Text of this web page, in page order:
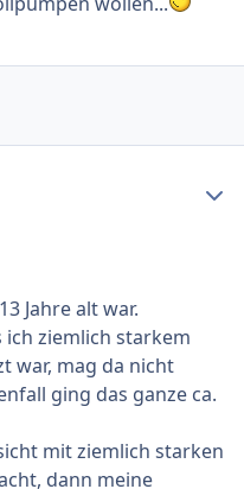
Jahre alt war.
ich ziemlich starkem
war, mag da nicht
ging das ganze ca.
mit ziemlich starken
dann meine